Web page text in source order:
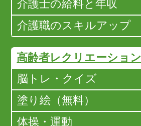
介護士の給料と年収
介護職のスキルアップ
高齢者レクリエーション
脳トレ・クイズ
塗り絵（無料）
体操・運動